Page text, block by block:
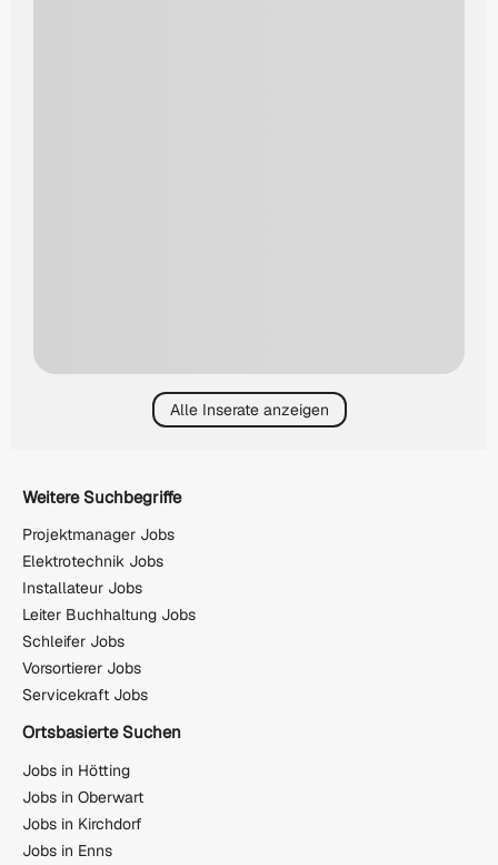
Alle Inserate anzeigen
Weitere Suchbegriffe
Projektmanager Jobs
Elektrotechnik Jobs
Installateur Jobs
Leiter Buchhaltung Jobs
Schleifer Jobs
Vorsortierer Jobs
Servicekraft Jobs
Ortsbasierte Suchen
Jobs in Hötting
Jobs in Oberwart
Jobs in Kirchdorf
Jobs in Enns